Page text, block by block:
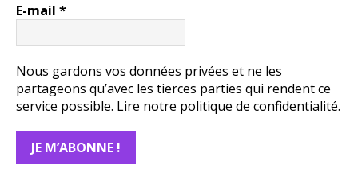
E-mail *
Nous gardons vos données privées et ne les
partageons qu’avec les tierces parties qui rendent ce
service possible. Lire notre politique de confidentialité.